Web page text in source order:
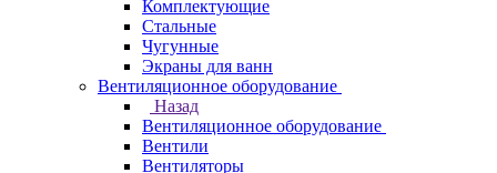
Комплектующие
Стальные
Чугунные
Экраны для ванн
Вентиляционное оборудование
Назад
Вентиляционное оборудование
Вентили
Вентиляторы